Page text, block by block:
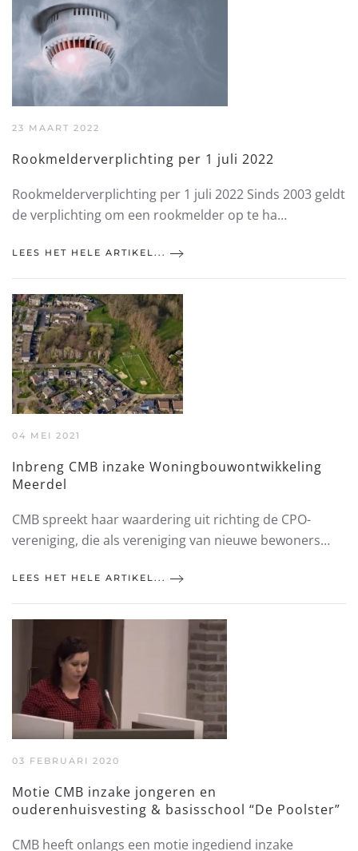
23 MAART 2022
Rookmelderverplichting per 1 juli 2022
Rookmelderverplichting per 1 juli 2022 Sinds 2003 geldt
de verplichting om een rookmelder op te ha…
LEES HET HELE ARTIKEL...
04 MEI 2021
Inbreng CMB inzake Woningbouwontwikkeling
Meerdel
CMB spreekt haar waardering uit richting de CPO-
vereniging, die als vereniging van nieuwe bewoners…
LEES HET HELE ARTIKEL...
03 FEBRUARI 2020
Motie CMB inzake jongeren en
ouderenhuisvesting & basisschool “De Poolster”
CMB heeft onlangs een motie ingediend inzake